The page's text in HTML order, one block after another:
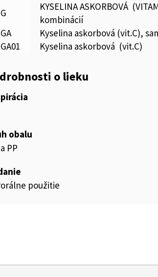
KYSELINA ASKORBOVÁ
kombinácií
Kyselina askorbová (vit.C),
Kyselina askorbová (vit.C)
o lieku
obalu
PP
použitie